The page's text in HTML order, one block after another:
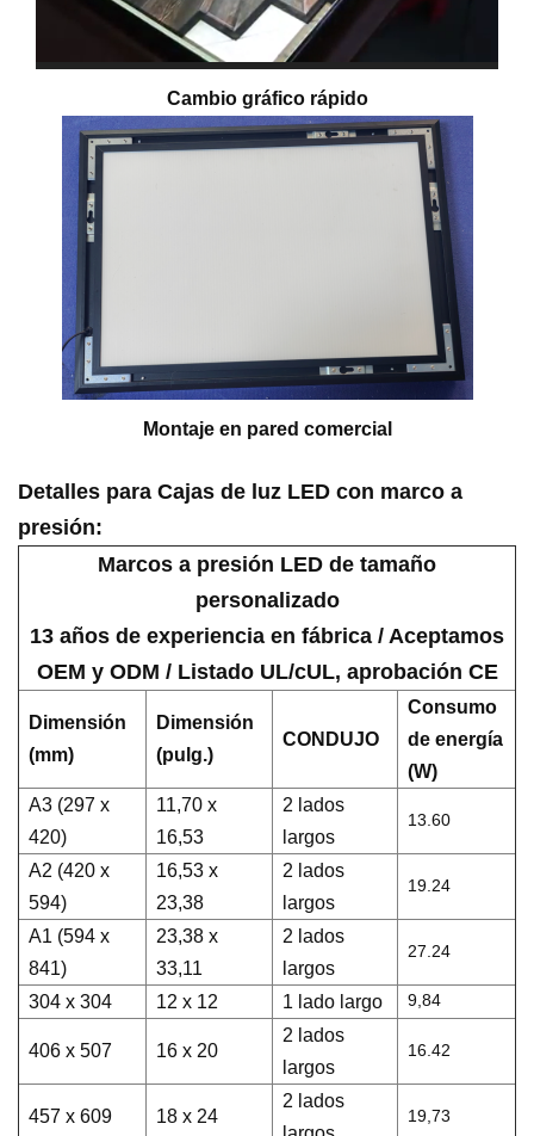
Cambio gráfico rápido
Montaje en pared comercial
Detalles para Cajas de luz LED con marco a
presión:
Marcos a presión LED de tamaño
personalizado
13 años de experiencia en fábrica / Aceptamos
OEM y ODM / Listado UL/cUL, aprobación CE
Dimensión
(mm)
Dimensión
(pulg.)
CONDUJO
Consumo
de energía
(W)
A3 (297 x
420)
11,70 x
16,53
2 lados
largos
13.60
A2 (420 x
594)
16,53 x
23,38
2 lados
largos
19.24
A1 (594 x
841)
23,38 x
33,11
2 lados
largos
27.24
304 x 304 12 x 12 1 lado largo 9,84
406 x 507 16 x 20
2 lados
largos
16.42
457 x 609 18 x 24
2 lados
19,73